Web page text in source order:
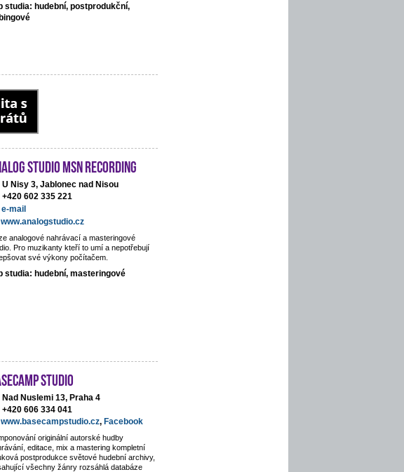
studia: hudební, postprodukční,
studio MSN recording
U Nisy 3, Jablonec nad Nisou
+420 602 335 221
e-mail
www.analogstudio.cz
analogové nahrávací a masteringové
Pro muzikanty kteří to umí a nepotřebují
své výkony počítačem.
studia: hudební, masteringové
studio
Nad Nuslemi 13, Praha 4
+420 606 334 041
www.basecampstudio.cz, Facebook
originální autorské hudby
editace, mix a mastering kompletní
postprodukce světové hudební archivy,
všechny žánry rozsáhlá databáze